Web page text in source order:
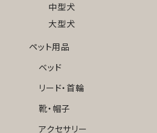
中型犬
大型犬
ペット用品
ベッド
リード・首輪
靴・帽子
アクセサリー